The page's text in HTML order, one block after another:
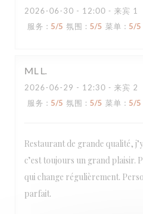
2026-06-30 - 12:00 - 来宾 1
服务 : 5/5 氛围 : 5/5 菜单 : 5/5
ML L
2026-06-29 - 12:30 - 来宾 2
服务 : 5/5 氛围 : 5/5 菜单 : 5/5
Restaurant de grande qualité,
c’est toujours un grand plaisir.
qui change régulièrement.
parfait.
Loco by